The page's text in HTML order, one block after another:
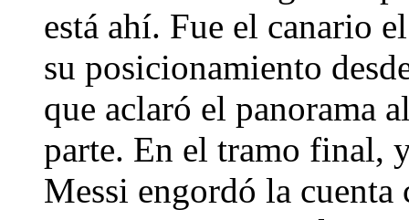
está ahí. Fue el canario
su posicionamiento
que aclaró el panorama
parte. En el tramo final,
Messi engordó la cuenta